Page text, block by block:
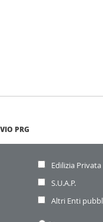
PRG
Edilizia Privata
S.U.A.P.
Altri Enti